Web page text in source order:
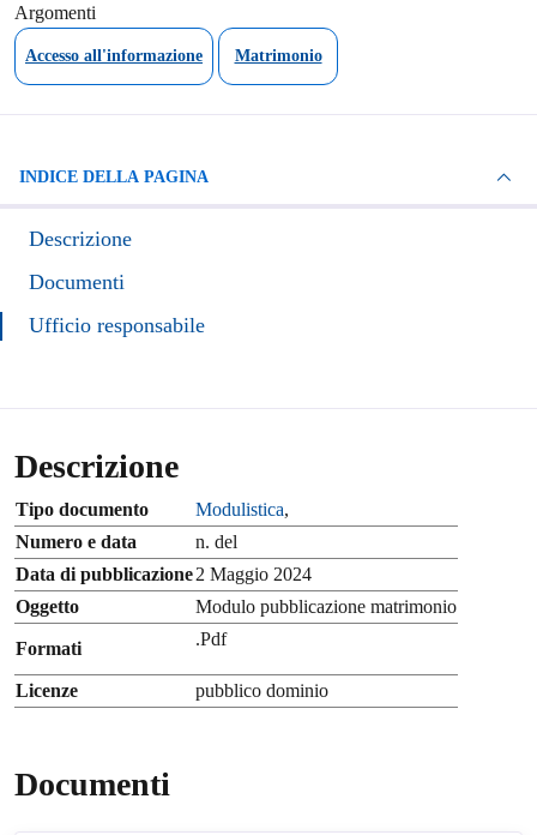
Argomenti
Accesso all'informazione Matrimonio
INDICE DELLA PAGINA
Descrizione
Documenti
Ufficio responsabile
Descrizione
Tipo documento Modulistica,
Numero e data
n. del
Data di pubblicazione2 Maggio 2024
Oggetto
Modulo pubblicazione matrimonio
Formati .Pdf
Licenze pubblico dominio
Documenti